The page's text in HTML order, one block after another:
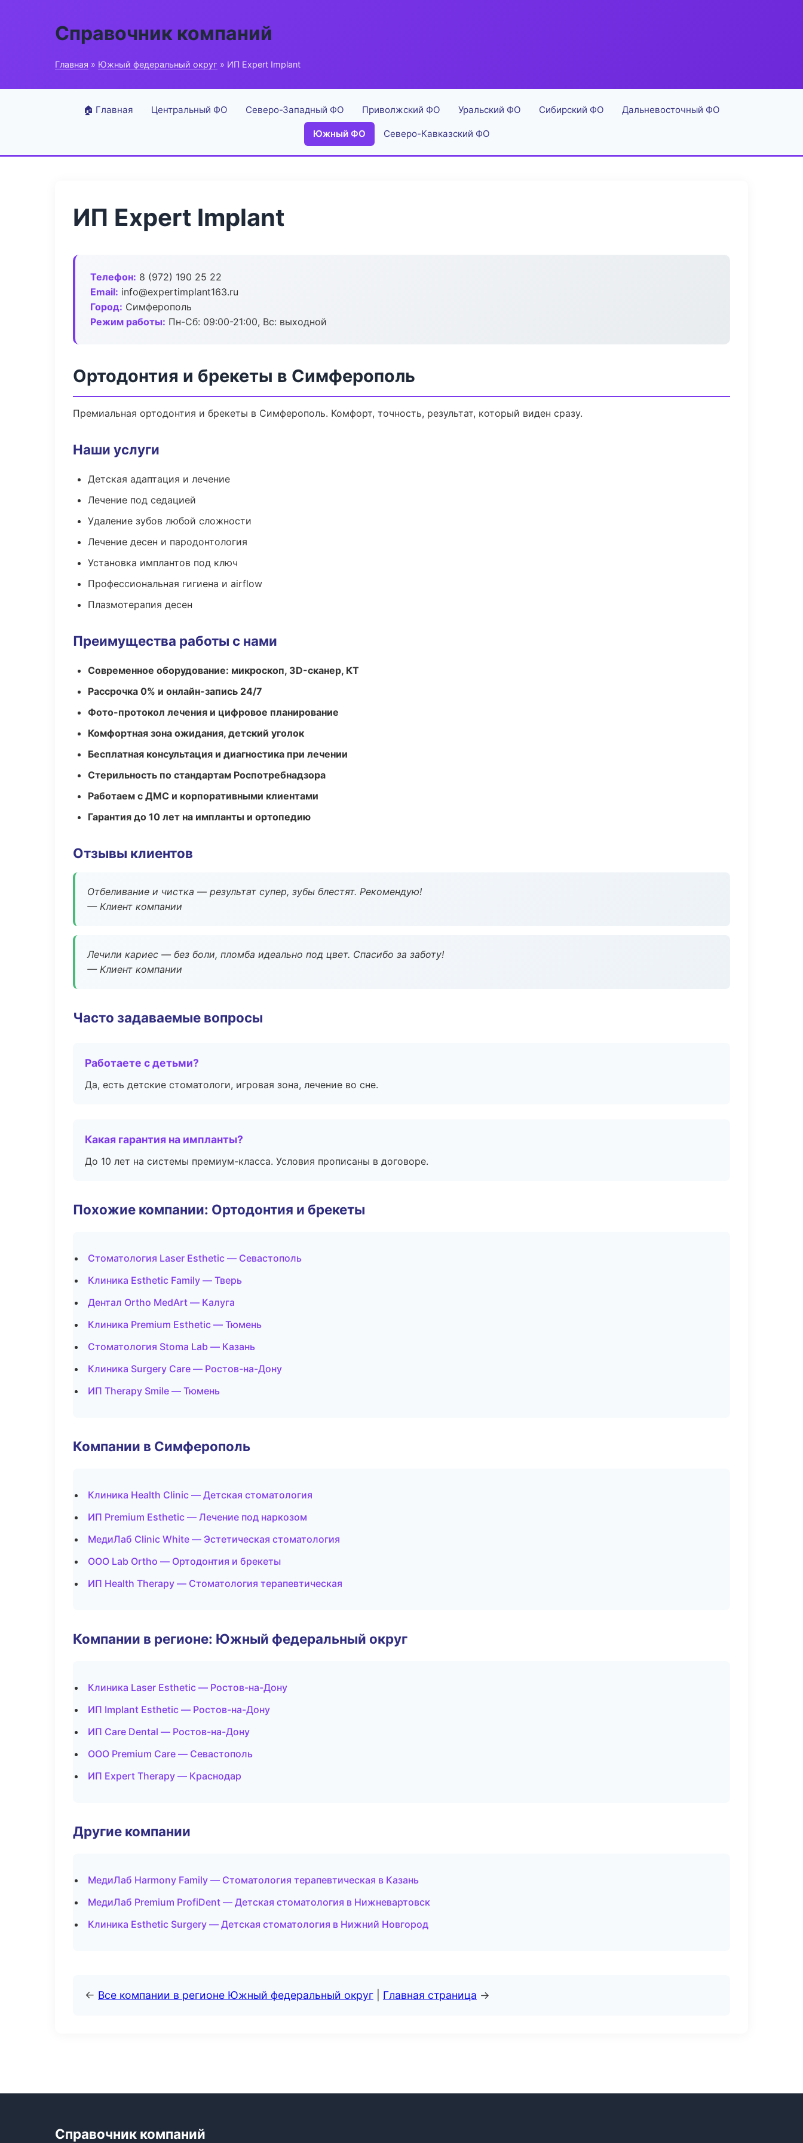
Справочник компаний
Главная » Южный федеральный округ » ИП Expert Implant
🏠 Главная Центральный ФО Северо-Западный ФО Приволжский ФО Уральский ФО Сибирский ФО Дальневосточный ФО
Южный ФО Северо-Кавказский ФО
ИП Expert Implant
Телефон: 8 (972) 190 25 22
Email: info@expertimplant163.ru
Город: Симферополь
Режим работы: Пн-Сб: 09:00-21:00, Вс: выходной
Ортодонтия и брекеты в Симферополь
Премиальная ортодонтия и брекеты в Симферополь. Комфорт, точность, результат, который виден сразу.
Наши услуги
Детская адаптация и лечение
Лечение под седацией
Удаление зубов любой сложности
Лечение десен и пародонтология
Установка имплантов под ключ
Профессиональная гигиена и airflow
Плазмотерапия десен
Преимущества работы с нами
Современное оборудование: микроскоп, 3D-сканер, КТ
Рассрочка 0% и онлайн-запись 24/7
Фото-протокол лечения и цифровое планирование
Комфортная зона ожидания, детский уголок
Бесплатная консультация и диагностика при лечении
Стерильность по стандартам Роспотребнадзора
Работаем с ДМС и корпоративными клиентами
Гарантия до 10 лет на импланты и ортопедию
Отзывы клиентов
Отбеливание и чистка — результат супер, зубы блестят. Рекомендую!
— Клиент компании
Лечили кариес — без боли, пломба идеально под цвет. Спасибо за заботу!
— Клиент компании
Часто задаваемые вопросы
Работаете с детьми?
Да, есть детские стоматологи, игровая зона, лечение во сне.
Какая гарантия на импланты?
До 10 лет на системы премиум-класса. Условия прописаны в договоре.
Похожие компании: Ортодонтия и брекеты
Стоматология Laser Esthetic — Севастополь
Клиника Esthetic Family — Тверь
Дентал Ortho MedArt — Калуга
Клиника Premium Esthetic — Тюмень
Стоматология Stoma Lab — Казань
Клиника Surgery Care — Ростов-на-Дону
ИП Therapy Smile — Тюмень
Компании в Симферополь
Клиника Health Clinic — Детская стоматология
ИП Premium Esthetic — Лечение под наркозом
МедиЛаб Clinic White — Эстетическая стоматология
ООО Lab Ortho — Ортодонтия и брекеты
ИП Health Therapy — Стоматология терапевтическая
Компании в регионе: Южный федеральный округ
Клиника Laser Esthetic — Ростов-на-Дону
ИП Implant Esthetic — Ростов-на-Дону
ИП Care Dental — Ростов-на-Дону
ООО Premium Care — Севастополь
ИП Expert Therapy — Краснодар
Другие компании
МедиЛаб Harmony Family — Стоматология терапевтическая в Казань
МедиЛаб Premium ProfiDent — Детская стоматология в Нижневартовск
Клиника Esthetic Surgery — Детская стоматология в Нижний Новгород
← Все компании в регионе Южный федеральный округ Главная страница →
Справочник компаний